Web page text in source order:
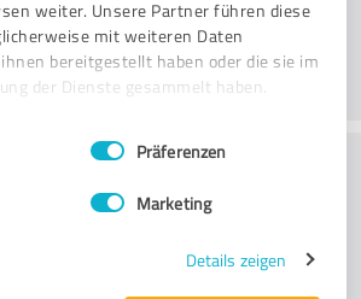
weiter. Unsere Partner führen diese
mit weiteren Daten
bereitgestellt haben oder die sie im
der Dienste gesammelt haben.
Präferenzen
Marketing
Details zeigen
Klienditeenindus